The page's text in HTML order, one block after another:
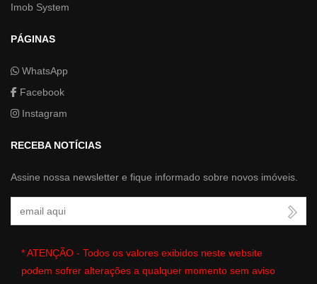
Imob System
PÁGINAS
WhatsApp
Facebook
Instagram
RECEBA NOTÍCIAS
Assine nossa newsletter e fique informado sobre novos imóveis.
* ATENÇÃO - Todos os valores exibidos neste website
podem sofrer alterações a qualquer momento sem aviso